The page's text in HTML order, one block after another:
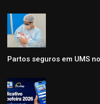
Partos seguros em UMS